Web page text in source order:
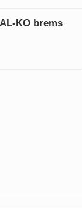
KO brems